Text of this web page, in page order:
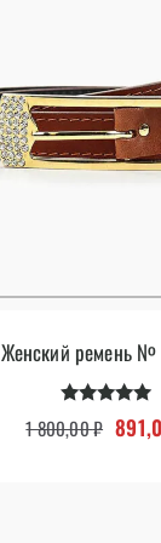
Женский ремень
Оценка
5.00
1 800,00₽